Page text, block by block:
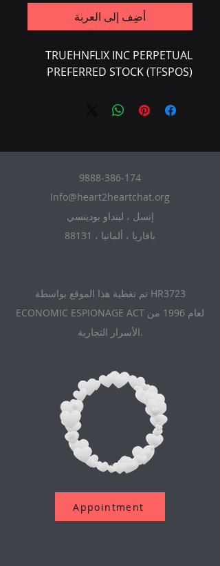
أضِف إلى العربة
TRUEHNFLIX INC PERPETUAL
PREFERRED STOCK (TFSPOS)
9888-386-174
Info@heart2heartchat.org
إنسل ، لينداو بودينسي
88131 ، بافاريا ، ألمانيا
تم تغطية هذا الموقع بواسطة HR3723
ECONOMIC ESPIONAGE ACT لعام 1996 من
الأسرار التجارية.
Appointment